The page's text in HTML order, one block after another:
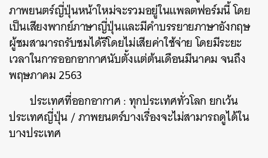
ภาพยนตร์ญี่ปุ่นหน้าใหม่จะรวมอยู่ในแพลตฟอร์มนี้ โดย
เป็นเสียงพากย์ภาษาญี่ปุ่นและมีคำบรรยายภาษาอังกฤษ
ผู้ชมสามารถรับชมได้รีโดยไม่เสียค่าใช้จ่าย โดยมีระยะ
เวลาในการออกอากาศนับตั้งแต่ต้นเดือนมีนาคม จนถึง
พฤษภาคม 2563
ประเทศที่ออกอากาศ : ทุกประเทศทั่วโลก ยกเว้น
ประเทศญี่ปุ่น / ภาพยนตร์บางเรื่องจะไม่สามารถดูได้ใน
บางประเทศ